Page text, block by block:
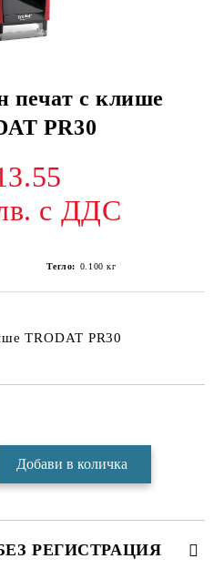
печат с клише
PR30
с ДДС
Тегло: 0.100 кг
TRODAT PR30
РЕГИСТРАЦИЯ